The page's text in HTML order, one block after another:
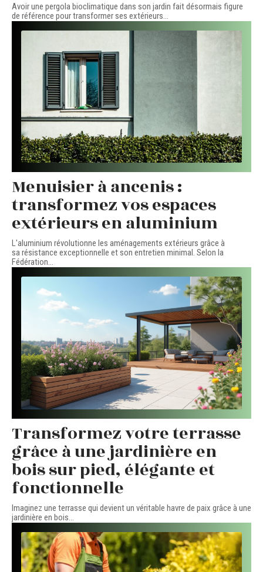
Avoir une pergola bioclimatique dans son jardin fait désormais figure
de référence pour transformer ses extérieurs…
Menuisier à ancenis :
transformez vos espaces
extérieurs en aluminium
L'aluminium révolutionne les aménagements extérieurs grâce à
sa résistance exceptionnelle et son entretien minimal. Selon la
Fédération…
Transformez votre terrasse
grâce à une jardinière en
bois sur pied, élégante et
fonctionnelle
Imaginez une terrasse qui devient un véritable havre de paix grâce à une
jardinière en bois…